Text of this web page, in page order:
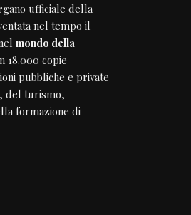
ufficiale della
nel tempo il
mondo della
18.000 copie
pubbliche e private
del turismo,
formazione di